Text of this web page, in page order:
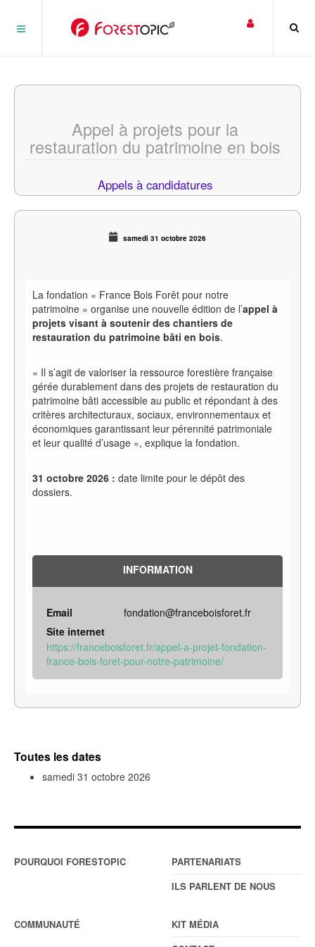
Appel à projets pour la
restauration du patrimoine en bois
Appels à candidatures
samedi 31 octobre 2026
La fondation « France Bois Forêt pour notre
patrimoine » organise une nouvelle édition de l’appel à
projets visant à soutenir des chantiers de
restauration du patrimoine bâti en bois.
« Il s’agit de valoriser la ressource forestière française
gérée durablement dans des projets de restauration du
patrimoine bâti accessible au public et répondant à des
critères architecturaux, sociaux, environnementaux et
économiques garantissant leur pérennité patrimoniale
et leur qualité d’usage », explique la fondation.
31 octobre 2026 : date limite pour le dépôt des
dossiers.
INFORMATION
Email
fondation@franceboisforet.fr
Site internet
https://franceboisforet.fr/appel-a-projet-fondation-
france-bois-foret-pour-notre-patrimoine/
Toutes les dates
samedi 31 octobre 2026
POURQUOI FORESTOPIC
PARTENARIATS
ILS PARLENT DE NOUS
COMMUNAUTÉ
KIT MÉDIA